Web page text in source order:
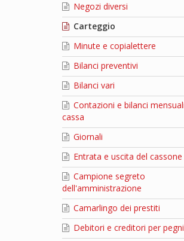
Negozi diversi
Carteggio
Minute e copialettere
Bilanci preventivi
Bilanci vari
Contazioni e bilanci
cassa
Giornali
Entrata e uscita del cassone
Campione segreto
dell'amministrazione
Camarlingo dei prestiti
Debitori e creditori per pegni